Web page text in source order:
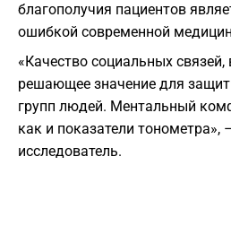
благополучия пациентов
ошибкой современной
«Качество социальных
решающее значение для
групп людей. Ментальный
как и показатели тонометра»,
исследователь.